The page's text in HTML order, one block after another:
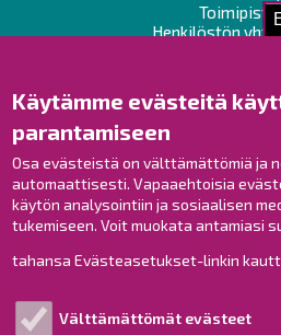
Käytämme evästeitä
parantamiseen
Osa evästeistä on välttämättömiä ja
automaattisesti. Vapaaehtoisia
käytön analysointiin ja sosiaalisen
tukemiseen. Voit muokata antamiasi
tahansa Evästeasetukset-linkin
Välttämättömät evästeet
Henkilöstön
Raahe
Raahe
Raahe
Raahe
Esityslistat ja